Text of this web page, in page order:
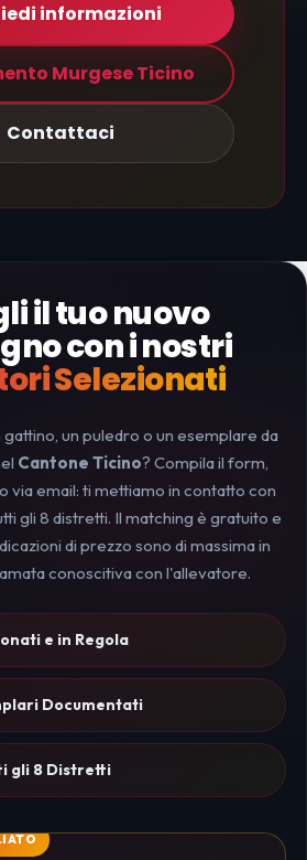
informazioni
Murgese Ticino
Contattaci
il tuo nuovo
con i nostri
Selezionati
un puledro o un esemplare da
Cantone Ticino? Compila il form,
via email: ti mettiamo in contatto con
gli 8 distretti. Il matching è gratuito e
di prezzo sono di massima in
conoscitiva con l'allevatore.
e in Regola
Documentati
gli 8 Distretti